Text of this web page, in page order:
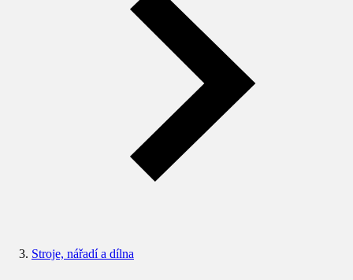
Stroje, nářadí a dílna